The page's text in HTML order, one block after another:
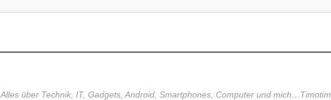
Alles über Technik, IT, Gadgets, Android, Smartphones, Computer und